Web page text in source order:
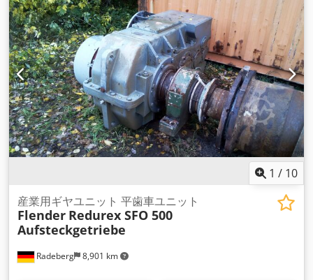
1 / 10
Radeberg 8,901 km
産業用ギヤユニット 平歯車ユニット
Flender Redurex SFO 500
Aufsteckgetriebe